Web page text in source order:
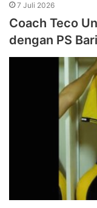
7 Juli 2026
Coach Teco
dengan PS